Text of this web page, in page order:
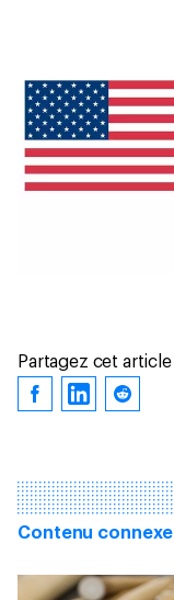
Partagez cet article
Contenu connexe